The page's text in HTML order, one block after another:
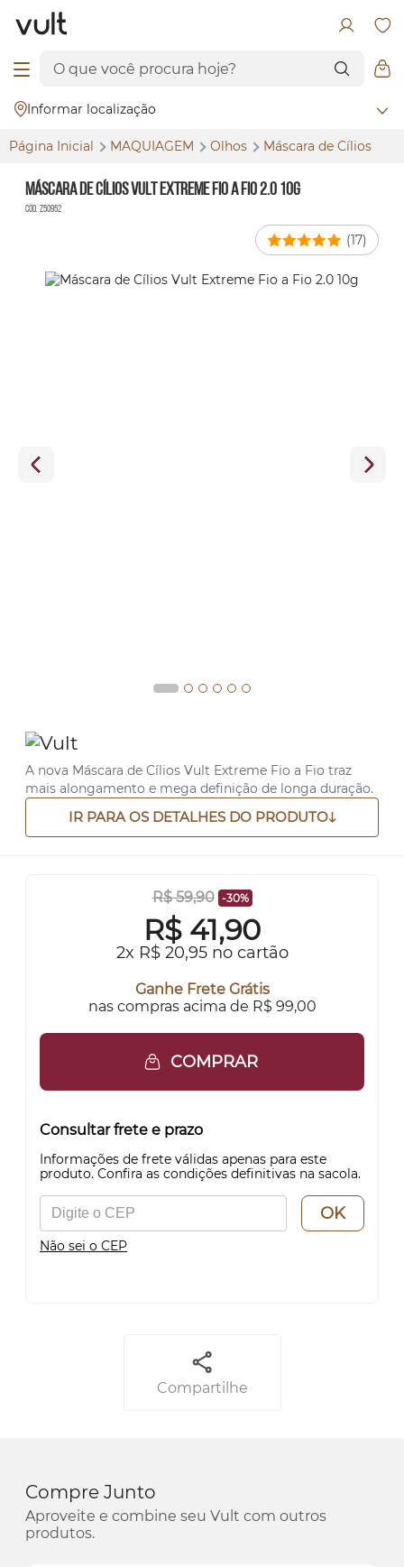
Informar localização
Página Inicial MAQUIAGEM Olhos Máscara de Cílios
Máscara de Cílios Vult Extreme Fio a Fio 2.0 10g
Cód. Z50952
(17)
A nova Máscara de Cílios Vult Extreme Fio a Fio traz
mais alongamento e mega definição de longa duração.
IR PARA OS DETALHES DO PRODUTO
R$ 59,90 -30%
R$ 41,90
2x R$ 20,95 no cartão
Ganhe Frete Grátis
nas compras acima de R$ 99,00
COMPRAR
Consultar frete e prazo
Informações de frete válidas apenas para este
produto. Confira as condições definitivas na sacola.
OK
Não sei o CEP
Compartilhe
Compre Junto
Aproveite e combine seu Vult com outros
produtos.